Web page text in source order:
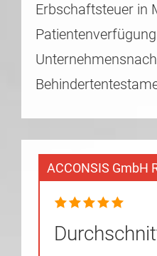
Erbschaftsteuer in
ACCONSIS